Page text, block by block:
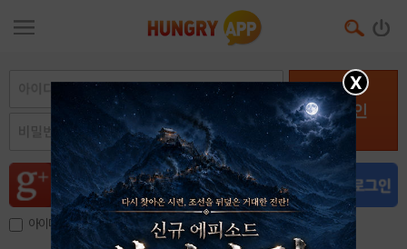
로그인
아이디, 이메일 저장
X